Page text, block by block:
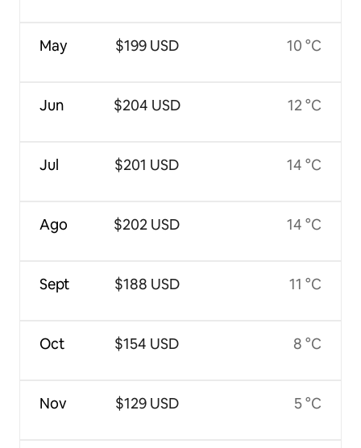
May
Jun
Jul
Ago
Sept
Oct
Nov
$199 USD
$204 USD
$201 USD
$202 USD
$188 USD
$154 USD
$129 USD
10 °C
12 °C
14 °C
14 °C
11 °C
8 °C
5 °C